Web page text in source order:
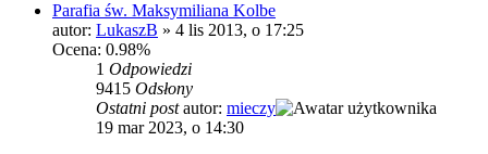
Parafia św. Maksymiliana Kolbe
autor: LukaszB » 4 lis 2013, o 17:25
Ocena: 0.98%
1 Odpowiedzi
9415 Odsłony
Ostatni postautor: mieczy
19 mar 2023, o 14:30